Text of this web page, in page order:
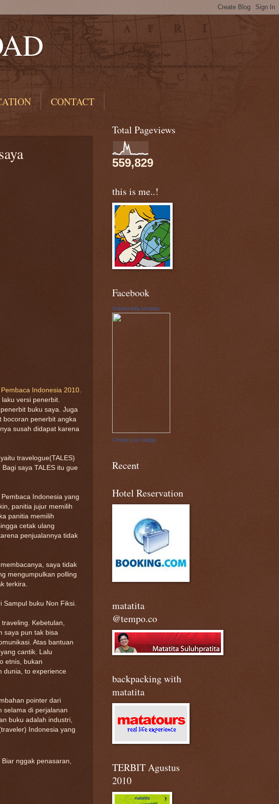
CONTACT
Pembaca Indonesia 2010.
versi penerbit.
buku saya. Juga
bocoran penerbit angka
susah didapat karena
travelogue(TALES)
saya TALES itu gue
Indonesia yang
panitia jujur memilih
panitia memilih
cetak ulang
penjualannya tidak
saya tidak
mengumpulkan polling
terkira.
buku Non Fiksi.
Kebetulan,
saya pun tak bisa
Atas bantuan
cantik. Lalu
etnis, bukan
dunia, to experience
pointer dari
selama di perjalanan
buku adalah industri,
Indonesia yang
Biar nggak penasaran,
Total Pageviews
559,829
this is me..!
Facebook
Suluhpratita Matatita
Create your badge
Recent
Hotel Reservation
matatita
@tempo.co
backpacking with
matatita
TERBIT Agustus
2010